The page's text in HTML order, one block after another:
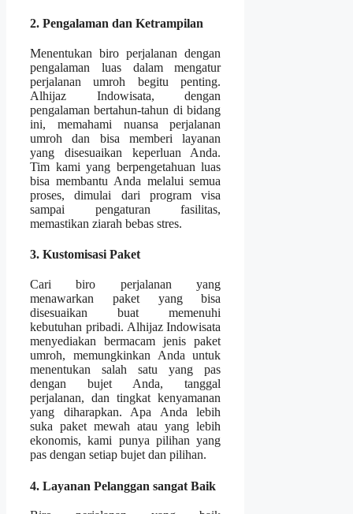
2. Pengalaman dan Ketrampilan
Menentukan biro perjalanan dengan
pengalaman luas dalam mengatur
perjalanan umroh begitu penting.
Alhijaz Indowisata, dengan
pengalaman bertahun-tahun di bidang
ini, memahami nuansa perjalanan
umroh dan bisa memberi layanan
yang disesuaikan keperluan Anda.
Tim kami yang berpengetahuan luas
bisa membantu Anda melalui semua
proses, dimulai dari program visa
sampai pengaturan fasilitas,
memastikan ziarah bebas stres.
3. Kustomisasi Paket
Cari biro perjalanan yang
menawarkan paket yang bisa
disesuaikan buat memenuhi
kebutuhan pribadi. Alhijaz Indowisata
menyediakan bermacam jenis paket
umroh, memungkinkan Anda untuk
menentukan salah satu yang pas
dengan bujet Anda, tanggal
perjalanan, dan tingkat kenyamanan
yang diharapkan. Apa Anda lebih
suka paket mewah atau yang lebih
ekonomis, kami punya pilihan yang
pas dengan setiap bujet dan pilihan.
4. Layanan Pelanggan sangat Baik